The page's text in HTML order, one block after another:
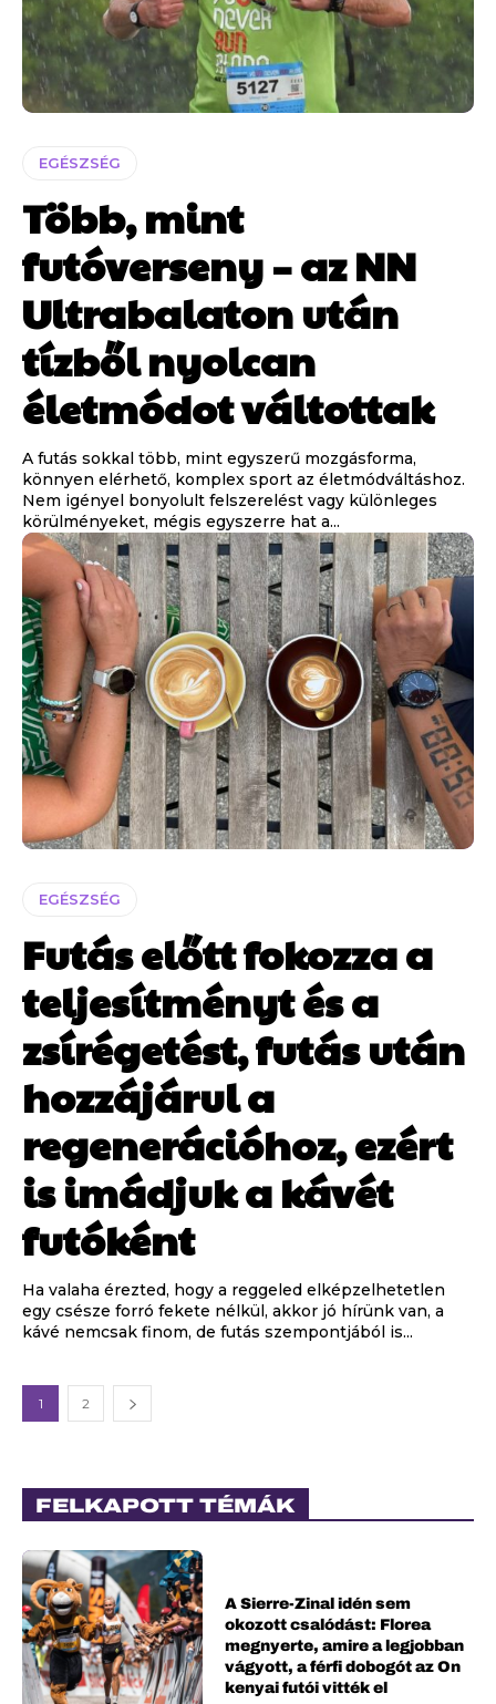
EGÉSZSÉG
Több, mint
futóverseny – az NN
Ultrabalaton után
tízből nyolcan
életmódot váltottak
A futás sokkal több, mint egyszerű mozgásforma,
könnyen elérhető, komplex sport az életmódváltáshoz.
Nem igényel bonyolult felszerelést vagy különleges
körülményeket, mégis egyszerre hat a...
EGÉSZSÉG
Futás előtt fokozza a
teljesítményt és a
zsírégetést, futás után
hozzájárul a
regenerációhoz, ezért
is imádjuk a kávét
futóként
Ha valaha érezted, hogy a reggeled elképzelhetetlen
egy csésze forró fekete nélkül, akkor jó hírünk van, a
kávé nemcsak finom, de futás szempontjából is...
1 2
FELKAPOTT TÉMÁK
A Sierre-Zinal idén sem
okozott csalódást: Florea
megnyerte, amire a legjobban
vágyott, a férfi dobogót az On
kenyai futói vitték el